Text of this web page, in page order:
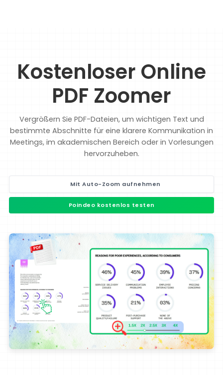
Kostenloser Online
PDF Zoomer
Vergrößern Sie PDF-Dateien, um wichtigen Text und
bestimmte Abschnitte für eine klarere Kommunikation in
Meetings, im akademischen Bereich oder in Vorlesungen
hervorzuheben.
Mit Auto-Zoom aufnehmen
Poindeo kostenlos testen